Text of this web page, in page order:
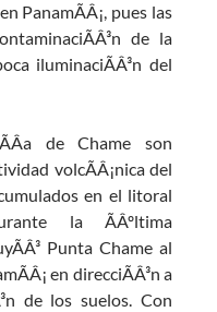
PanamÃÂ¡, pues las
de la
iluminaciÃÂ³n del
de Chame son
volcÃÂ¡nica del
en el litoral
la ÃÂºltima
Punta Chame al
en direcciÃÂ³n a
de los suelos. Con